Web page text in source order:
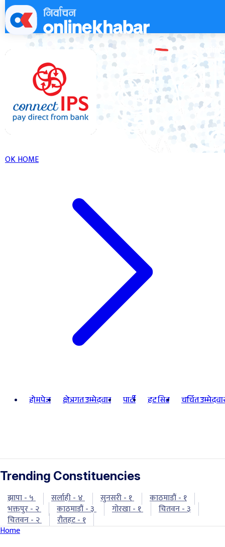
Skip
to
content
OK HOME
होमपेज क्षेत्रगत उम्मेदवार पार्टी हट सिट चर्चित
Trending Constituencies
झापा - ५ सर्लाही - ४ सुनसरी - १
काठमाडौं - १
भक्तपुर - २
काठमाडौं - ३ गोरखा - १
चितवन - ३
चितवन - २
रौतहट - १
Home